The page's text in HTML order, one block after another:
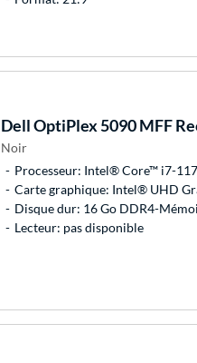
DellOptiPlex 5090 MFF
Noir
Processeur: Intel® Core™ i7-
Carte graphique: Intel® UHD
Disque dur: 16 Go DDR4-
Lecteur: pas disponible